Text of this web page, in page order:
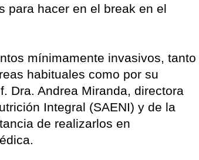
para hacer en el break en el
mínimamente invasivos, tanto
habituales como por su
Dra. Andrea Miranda, directora
Integral (SAENI) y de la
de realizarlos en